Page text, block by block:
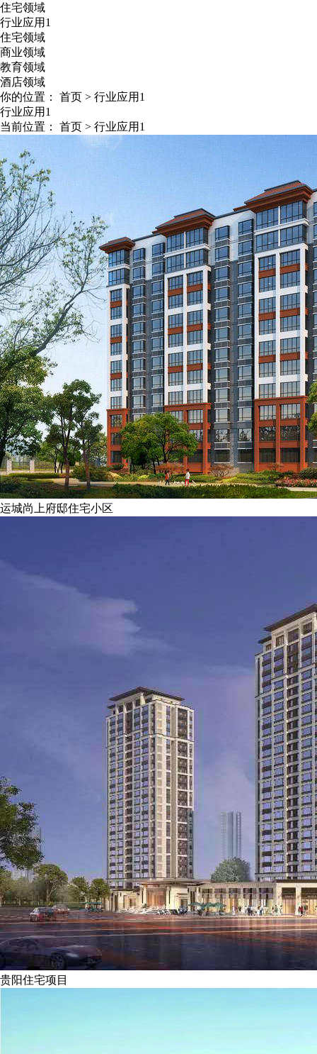
住宅领域
行业应用1
住宅领域
商业领域
教育领域
酒店领域
你的位置： 首页 > 行业应用1
行业应用1
当前位置： 首页 > 行业应用1
运城尚上府邸住宅小区
贵阳住宅项目